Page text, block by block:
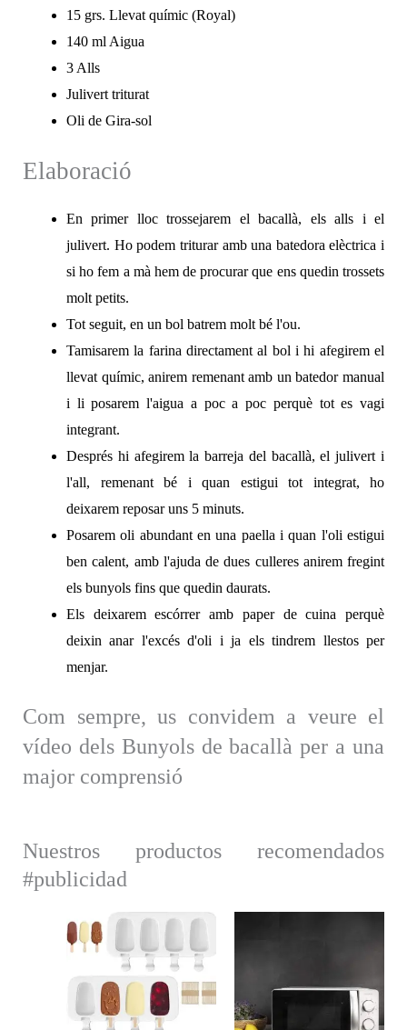
15 grs. Llevat químic (Royal)
140 ml Aigua
3 Alls
Julivert triturat
Oli de Gira-sol
Elaboració
En primer lloc trossejarem el bacallà, els alls i el
julivert. Ho podem triturar amb una batedora elèctrica i
si ho fem a mà hem de procurar que ens quedin trossets
molt petits.
Tot seguit, en un bol batrem molt bé l'ou.
Tamisarem la farina directament al bol i hi afegirem el
llevat químic, anirem remenant amb un batedor manual
i li posarem l'aigua a poc a poc perquè tot es vagi
integrant.
Després hi afegirem la barreja del bacallà, el julivert i
l'all, remenant bé i quan estigui tot integrat, ho
deixarem reposar uns 5 minuts.
Posarem oli abundant en una paella i quan l'oli estigui
ben calent, amb l'ajuda de dues culleres anirem fregint
els bunyols fins que quedin daurats.
Els deixarem escórrer amb paper de cuina perquè
deixin anar l'excés d'oli i ja els tindrem llestos per
menjar.
Com sempre, us convidem a veure el
vídeo dels Bunyols de bacallà per a una
major comprensió
Nuestros productos recomendados
#publicidad